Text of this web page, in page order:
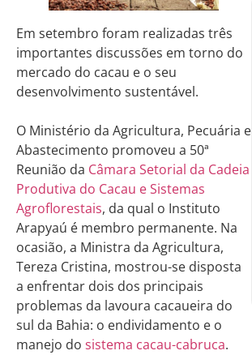
Em setembro foram realizadas três
importantes discussões em torno do
mercado do cacau e o seu
desenvolvimento sustentável.
O Ministério da Agricultura, Pecuária e
Abastecimento promoveu a 50ª
Reunião da Câmara Setorial da Cadeia
Produtiva do Cacau e Sistemas
Agroflorestais, da qual o Instituto
Arapyaú é membro permanente. Na
ocasião, a Ministra da Agricultura,
Tereza Cristina, mostrou-se disposta
a enfrentar dois dos principais
problemas da lavoura cacaueira do
sul da Bahia: o endividamento e o
manejo do sistema cacau-cabruca.